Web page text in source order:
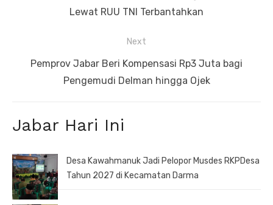
Lewat RUU TNI Terbantahkan
Next
NextPemprov Jabar Beri Kompensasi Rp3 Juta bagi
Pengemudi Delman hingga Ojek
Jabar Hari Ini
Desa Kawahmanuk Jadi Pelopor Musdes RKPDesa
Tahun 2027 di Kecamatan Darma